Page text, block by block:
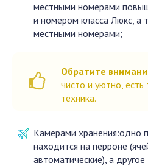
местными номерами
и номером класса Люкс, а
местными номерами;
Обратите
чисто и уютно,
техника.
Камерами хранения:одно
находится на перроне
автоматические), а